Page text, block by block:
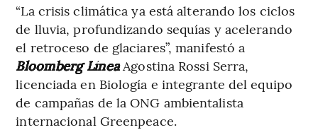
“La crisis climática ya está alterando los ciclos
de lluvia, profundizando sequías y acelerando
el retroceso de glaciares”, manifestó a
Bloomberg Línea Agostina Rossi Serra,
licenciada en Biología e integrante del equipo
de campañas de la ONG ambientalista
internacional Greenpeace.